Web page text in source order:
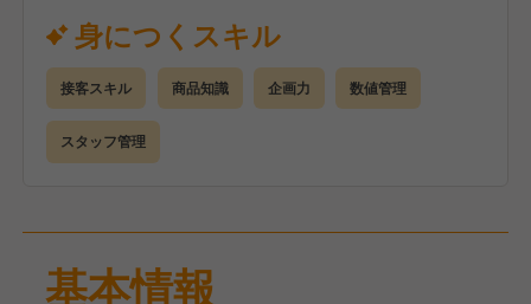
特に、1階のグロッサリー売り場では、厳選されたデ
リ、洋菓子、食雑貨など、日々の暮らしをより豊かに
する商品を取り揃えています。ここはただの売り場で
はなく、お客様に新しい発見や感動をもたらす場所。
店舗運営に携わることで、この特別な体験を多くのお
主にグロッサリー売り場での接客・販売業務をお任せ
身につくスキル
接客スキル 商品知識 企画力 数値管理
スタッフ管理
基本情報